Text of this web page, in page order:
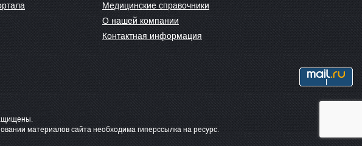
Медицинские справочники
О нашей компании
Контактная информация
материалов сайта необходима гиперссылка на ресурс.